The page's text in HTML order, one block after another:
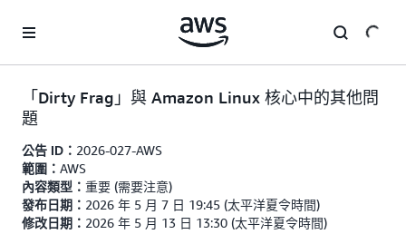
「Dirty Frag」與 Amazon Linux 核心中的其他問
題
公告 ID： 2026-027-AWS
範圍： AWS
內容類型： 重要 (需要注意)
發布日期： 2026 年 5 月 7 日 19:45 (太平洋夏令時間)
修改日期： 2026 年 5 月 13 日 13:30 (太平洋夏令時間)